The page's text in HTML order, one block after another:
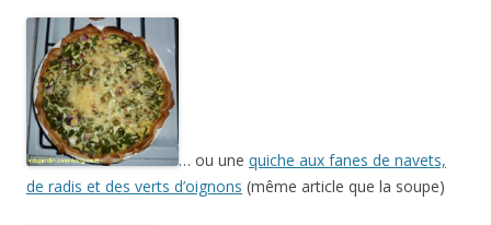
… ou une quiche aux fanes de navets,
de radis et des verts d’oignons (même article que la soupe)